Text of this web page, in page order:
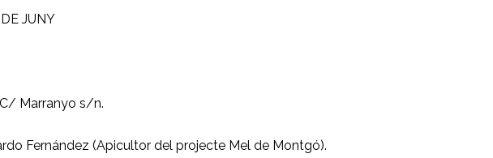
JUNY
Marranyo s/n.
Fernández (Apicultor del projecte Mel de Montgó).